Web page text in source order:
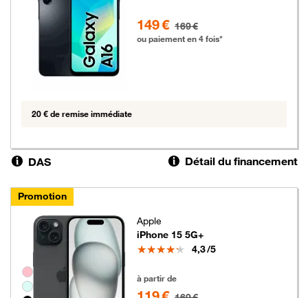
149 € 169 €
ou paiement en 4 fois*
20 € de remise immédiate
DAS Détail du financement
Promotion
Groupe de couleurs disponibles non sélectionnables
Apple
iPhone 15 5G+
Note
4,3/5
à partir de